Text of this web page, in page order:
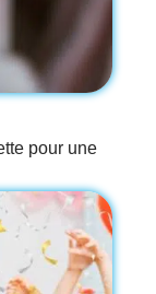
pour une